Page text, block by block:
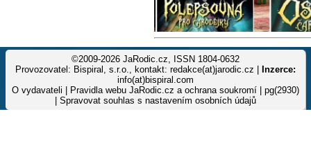
©2009-2026 JaRodic.cz, ISSN 1804-0632
Provozovatel: Bispiral, s.r.o., kontakt: redakce(at)jarodic.cz |
Inzerce:
info(at)bispiral.com
O vydavateli
Pravidla webu JaRodic.cz a ochrana soukromí | pg(2930)
Spravovat souhlas s nastavením osobních údajů